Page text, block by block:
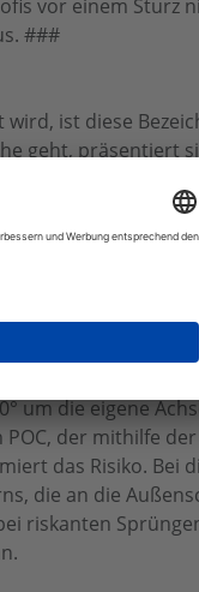
vor einem Sturz
###
ist diese
geht, präsentiert
spielen
der Super 2 von
dieser
Fit System, das
um die eigene
POC, der mithilfe
das Risiko. Bei
die an die
riskanten